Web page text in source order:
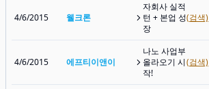
4/6/2015 웰크론
자회사 실적
턴 + 본업 성
장
(검색)
4/6/2015 에프티이앤이
나노 사업부
올라오기 시
작!
(검색)